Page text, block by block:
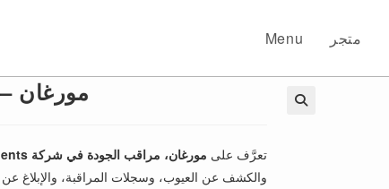
Menu متجر
مورغان
تعرَّف على مورغان، مراقب الجودة في شركة Northbridge Components،
والكشف عن العيوب، وسجلات المراقبة، والإبلاغ